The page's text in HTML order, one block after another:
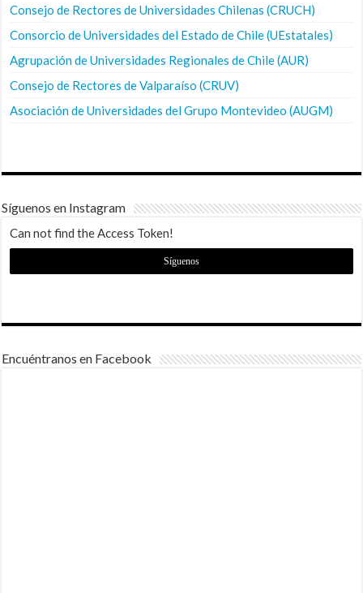
Consejo de Rectores de Universidades Chilenas (CRUCH)
Consorcio de Universidades del Estado de Chile (UEstatales)
Agrupación de Universidades Regionales de Chile (AUR)
Consejo de Rectores de Valparaíso (CRUV)
Asociación de Universidades del Grupo Montevideo (AUGM)
Síguenos en Instagram
Can not find the Access Token!
Síguenos
Encuéntranos en Facebook